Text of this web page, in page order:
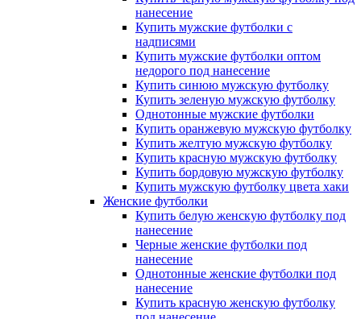
нанесение
Купить мужские футболки с
надписями
Купить мужские футболки оптом
недорого под нанесение
Купить синюю мужскую футболку
Купить зеленую мужскую футболку
Однотонные мужские футболки
Купить оранжевую мужскую футболку
Купить желтую мужскую футболку
Купить красную мужскую футболку
Купить бордовую мужскую футболку
Купить мужскую футболку цвета хаки
Женские футболки
Купить белую женскую футболку под
нанесение
Черные женские футболки под
нанесение
Однотонные женские футболки под
нанесение
Купить красную женскую футболку